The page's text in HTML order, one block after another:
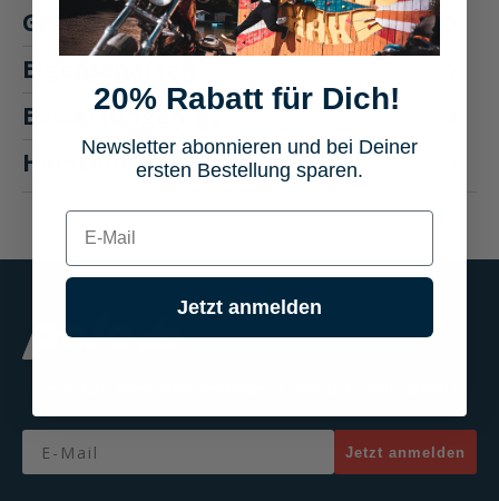
Größentabelle
Eigenschaften
Bewertungen
Hersteller "Highsider"
Email
Jetzt anmelden
20% Rabatt für Dich!
Newsletter abonnieren und bei Deiner
ersten Bestellung sparen.
E-mail
Jetzt anmelden